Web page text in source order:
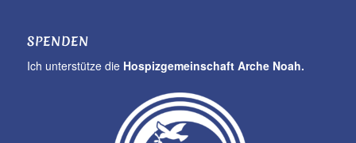
SPENDEN
Ich unterstütze dieHospizgemeinschaft Arche Noah.